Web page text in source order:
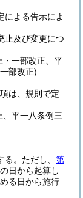
による告示によ
止及び変更につ
・一部改正、平
部改正)
は、規則で定
平一八条例三
。 ただし、 第
日から起算し
る日から施行